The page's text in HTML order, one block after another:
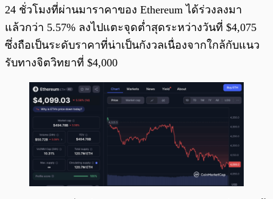
24 ชั่วโมงที่ผ่านมาราคาของ Ethereum ได้ร่วงลงมา
แล้วกว่า 5.57% ลงไปแตะจุดต่ำสุดระหว่างวันที่ $4,075
ซึ่งถือเป็นระดับราคาที่น่าเป็นกังวลเนื่องจากใกล้กับแนว
รับทางจิตวิทยาที่ $4,000